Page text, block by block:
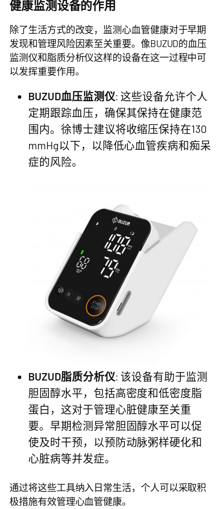
健康监测设备的作用
除了生活方式的改变，监测心血管健康对于早期
发现和管理风险因素至关重要。像BUZUD的血压
监测仪和脂质分析仪这样的设备在这一过程中可
以发挥重要作用。
BUZUD血压监测仪: 这些设备允许个人
定期跟踪血压，确保其保持在健康范
围内。徐博士建议将收缩压保持在130
mmHg以下，以降低心血管疾病和痴呆
症的风险。
BUZUD脂质分析仪: 该设备有助于监测
胆固醇水平，包括高密度和低密度脂
蛋白，这对于管理心脏健康至关重
要。早期检测异常胆固醇水平可以促
使及时干预，以预防动脉粥样硬化和
心脏病等并发症。
通过将这些工具纳入日常生活，个人可以采取积
极措施有效管理心血管健康。